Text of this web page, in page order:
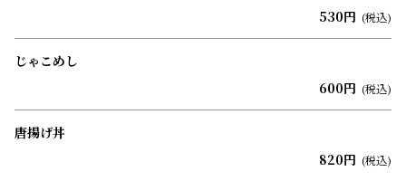
530円 (税込)
じゃこめし
600円 (税込)
唐揚げ丼
820円 (税込)